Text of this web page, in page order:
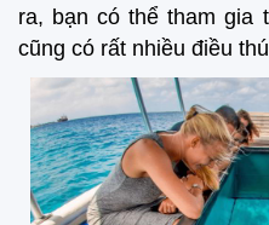
ra, bạn có thể tham gia
cũng có rất nhiều điều